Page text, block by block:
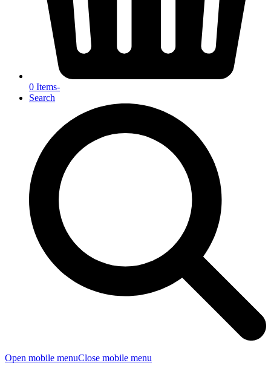
0 Items-
Search
Open mobile menuClose mobile menu